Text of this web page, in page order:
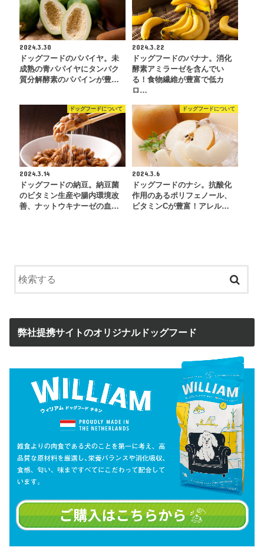
2024.3.30
ドッグフードのパパイヤ。未
成熟の青パパイヤにタンパク
質分解酵素のパパインが豊…
2024.3.22
ドッグフードのバナナ。消化
酵素アミラーゼを含んでい
る！食物繊維が豊富で低カ
ロ…
ドッグフードについて
2024.3.14
ドッグフードの納豆。納豆菌
のビタミン生産や腸内環境改
善、ナットウキナーゼの血…
ドッグフードについて
2024.3.6
ドッグフードのナシ。抗酸化
作用のあるポリフェノール、
ビタミンCが豊富！アレル…
弊社提携サイトのオリジナルドッグフード